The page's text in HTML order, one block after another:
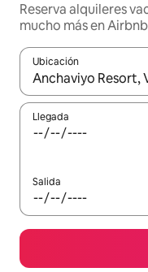
Reserva alquileres
mucho más en Airbnb
Ubicación
Cuando los
Llegada
Salida